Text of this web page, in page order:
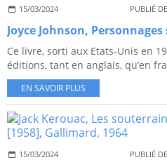
15/03/2024 PUBLIÉ
Ce livre, sorti aux Etats-Unis en
éditions, tant en anglais, qu’en
EN SAVOIR PLUS
15/03/2024 PUBLIÉ